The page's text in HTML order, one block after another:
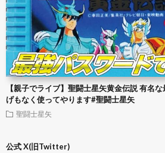
【親子でライブ】聖闘士星矢黄金伝説 有名
げもなく使ってやります#聖闘士星矢
聖闘士星矢
公式 X(旧Twitter)